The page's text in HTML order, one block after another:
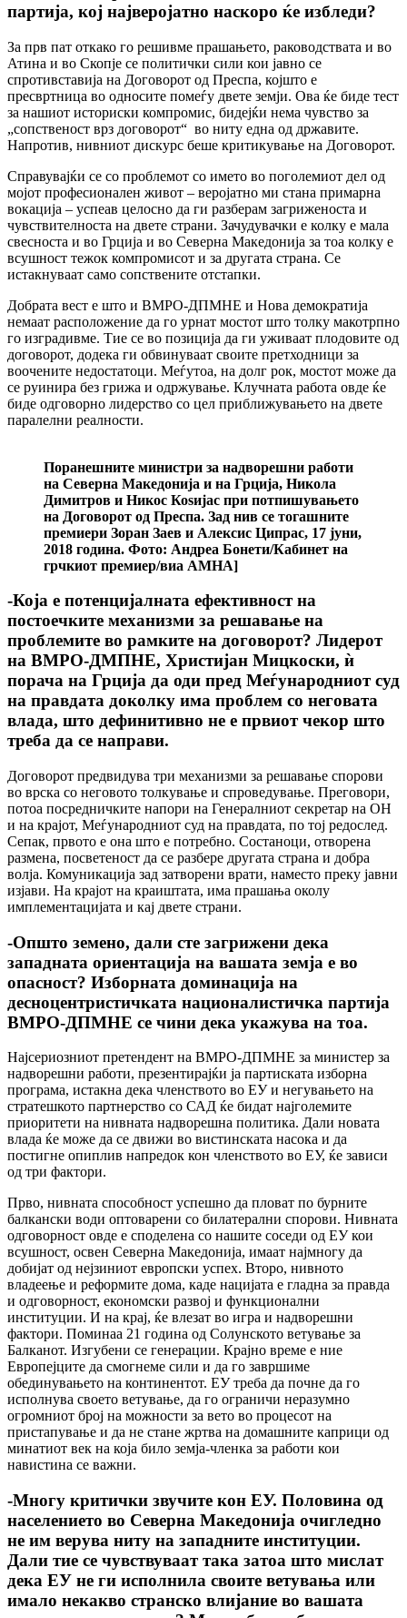
партија, кој најверојатно наскоро ќе избледи?
За прв пат откако го решивме прашањето, раководствата и во
Атина и во Скопје се политички сили кои јавно се
спротивставија на Договорот од Преспа, којшто е
пресвртница во односите помеѓу двете земји. Ова ќе биде тест
за нашиот историски компромис, бидејќи нема чувство за
„сопственост врз договорот“ во ниту една од државите.
Напротив, нивниот дискурс беше критикување на Договорот.
Справувајќи се со проблемот со името во поголемиот дел од
мојот професионален живот – веројатно ми стана примарна
вокација – успеав целосно да ги разберам загриженоста и
чувствителноста на двете страни. Зачудувачки е колку е мала
свесноста и во Грција и во Северна Македонија за тоа колку е
всушност тежок компромисот и за другата страна. Се
истакнуваат само сопствените отстапки.
Добрата вест е што и ВМРО-ДПМНЕ и Нова демократија
немаат расположение да го урнат мостот што толку макотрпно
го изградивме. Тие се во позиција да ги уживаат плодовите од
договорот, додека ги обвинуваат своите претходници за
воочените недостатоци. Меѓутоа, на долг рок, мостот може да
се руинира без грижа и одржување. Клучната работа овде ќе
биде одговорно лидерство со цел приближувањето на двете
паралелни реалности.
Поранешните министри за надворешни работи
на Северна Македонија и на Грција, Никола
Димитров и Никос Коѕијас при потпишувањето
на Договорот од Преспа. Зад нив се тогашните
премиери Зоран Заев и Алексис Ципрас, 17 јуни,
2018 година. Фото: Андреа Бонети/Кабинет на
грчкиот премиер/виа АМНА]
-Која е потенцијалната ефективност на
постоечките механизми за решавање на
проблемите во рамките на договорот? Лидерот
на ВМРО-ДМПНЕ, Христијан Мицкоски, ѝ
порача на Грција да оди пред Меѓународниот суд
на правдата доколку има проблем со неговата
влада, што дефинитивно не е првиот чекор што
треба да се направи.
Договорот предвидува три механизми за решавање спорови
во врска со неговото толкување и спроведување. Преговори,
потоа посредничките напори на Генералниот секретар на ОН
и на крајот, Меѓународниот суд на правдата, по тој редослед.
Сепак, првото е она што е потребно. Состаноци, отворена
размена, посветеност да се разбере другата страна и добра
волја. Комуникација зад затворени врати, наместо преку јавни
изјави. На крајот на краиштата, има прашања околу
имплементацијата и кај двете страни.
-Општо земено, дали сте загрижени дека
западната ориентација на вашата земја е во
опасност? Изборната доминација на
десноцентристичката националистичка партија
ВМРО-ДПМНЕ се чини дека укажува на тоа.
Најсериозниот претендент на ВМРО-ДПМНЕ за министер за
надворешни работи, презентирајќи ја партиската изборна
програма, истакна дека членството во ЕУ и негувањето на
стратешкото партнерство со САД ќе бидат најголемите
приоритети на нивната надворешна политика. Дали новата
влада ќе може да се движи во вистинската насока и да
постигне опиплив напредок кон членството во ЕУ, ќе зависи
од три фактори.
Прво, нивната способност успешно да пловат по бурните
балкански води оптоварени со билатерални спорови. Нивната
одговорност овде е споделена со нашите соседи од ЕУ кои
всушност, освен Северна Македонија, имаат најмногу да
добијат од нејзиниот европски успех. Второ, нивното
владеење и реформите дома, каде нацијата е гладна за правда
и одговорност, економски развој и функционални
институции. И на крај, ќе влезат во игра и надворешни
фактори. Поминаа 21 година од Солунското ветување за
Балканот. Изгубени се генерации. Крајно време е ние
Европејците да смогнеме сили и да го завршиме
обединувањето на континентот. ЕУ треба да почне да го
исполнува своето ветување, да го ограничи неразумно
огромниот број на можности за вето во процесот на
пристапување и да не стане жртва на домашните каприци од
минатиот век на која било земја-членка за работи кои
навистина се важни.
-Многу критички звучите кон ЕУ. Половина од
населението во Северна Македонија очигледно
не им верува ниту на западните институции.
Дали тие се чувствуваат така затоа што мислат
дека ЕУ не ги исполнила своите ветувања или
имало некакво странско влијание во вашата